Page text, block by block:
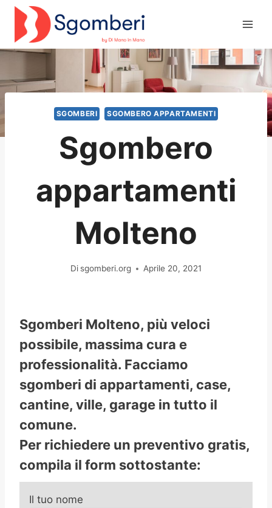
Salta
contenuto
SGOMBERI SGOMBERO APPARTAMENTI
Sgombero
appartamenti
Molteno
Di sgomberi.org Aprile 20, 2021
Sgomberi Molteno, più veloci
possibile, massima cura e
professionalità. Facciamo
sgomberi di appartamenti, case,
cantine, ville, garage in tutto il
comune.
Per richiedere un preventivo gratis,
compila il form sottostante:
Il tuo nome